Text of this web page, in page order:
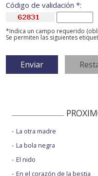
Código de validación *:
*Indica un campo requerido
Se permiten las siguientes
La otra madre
La bola negra
El nido
En el corazón de la bestia